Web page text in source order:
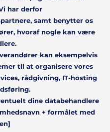
har derfor
samt benytter os
hvoraf nogle kan være
kan eksempelvis
til at organisere vores
rådgivning, IT-hosting
dine databehandlere
+ formålet med